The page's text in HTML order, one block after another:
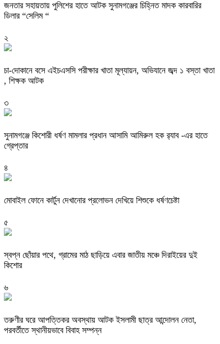
জনতার সহায়তায় পুলিশের হাতে আটক সুনামগঞ্জের চিহ্নিত মাদক কারবারির
ডিলার “সেলিম “
২
চা-দোকানে বসে এইচএসসি পরীক্ষার খাতা মূল্যায়ন, অভিযানে জব্দ ১ বস্তা খাতা
, শিক্ষক আটক
৩
‎সুনামগঞ্জে কিশোরী ধর্ষণ মামলার প্রধান আসামি আমিরুল হক র‌্যাব -এর হাতে
গ্রেপ্তার
৪
মোবাইল ফোনে কার্টুন দেখানোর প্রলোভন দেখিয়ে শিশুকে ধর্ষণচেষ্টা
৫
স্বপ্ন ছোঁয়ার পথে, গ্রামের মাঠ ছাড়িয়ে এবার জাতীয় মঞ্চে দিরাইয়ের দুই
কিশোর
৬
তরুণীর ঘরে আপত্তিকর অবস্থায় আটক ইসলামী ছাত্র আন্দোলন নেতা,
পরবর্তীতে স্থানীয়ভাবে বিবাহ সম্পন্ন